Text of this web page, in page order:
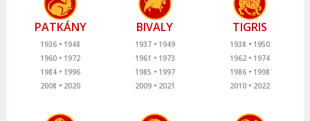
PATKÁNY
1936
1948
1960
1972
1984
1996
2008
2020
BIVALY
1937
1949
1961
1973
1985
1997
2009
2021
TIGRIS
1938
1950
1962
1974
1986
1998
2010
2022